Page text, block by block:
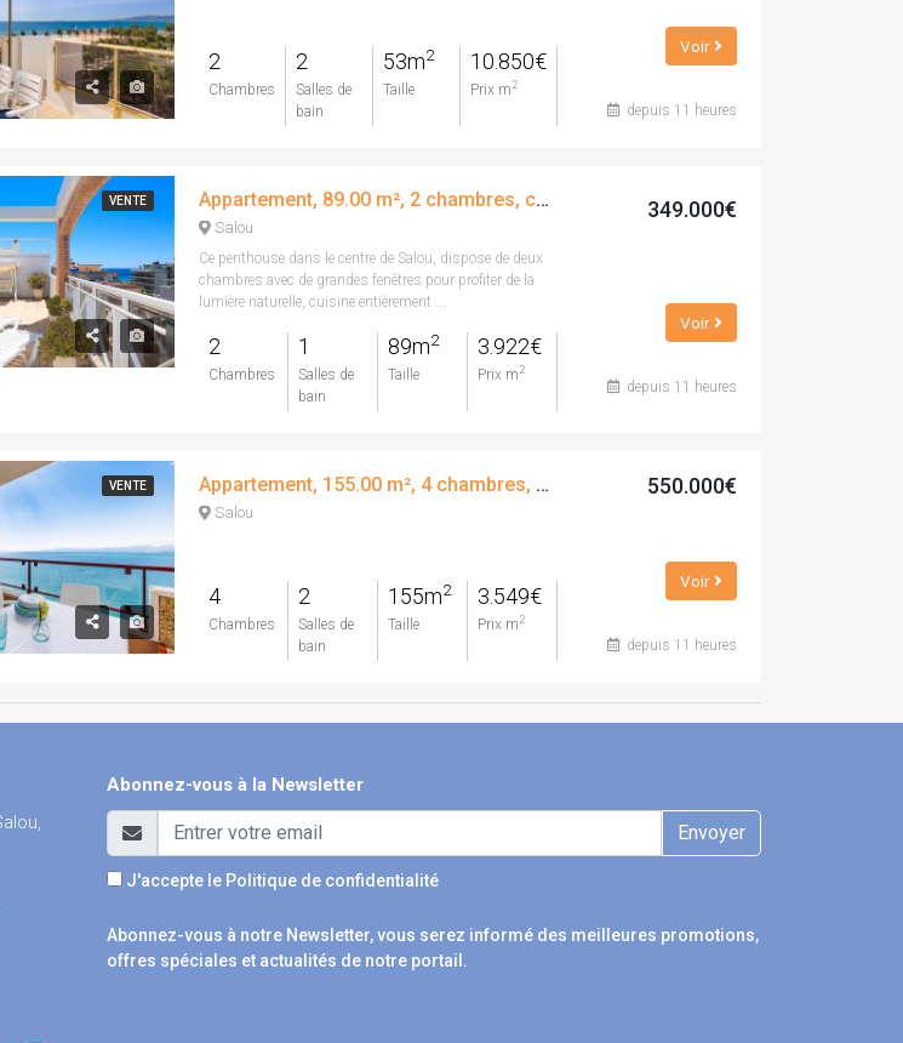
2
Chambres
2
Salles de
bain
53m2
Taille
10.850€
Prix m 2
Voir
depuis 11 heures
VENTE Appartement, 89.00 m², 2 chambres, calle major
Salou
Ce penthouse dans le centre de Salou, dispose de deux
chambres avec de grandes fenêtres pour profiter de la
lumière naturelle, cuisine entièrement ...
2
Chambres
1
Salles de
bain
89m2
Taille
3.922€
Prix m 2
349.000€
Voir
depuis 11 heures
VENTE Appartement, 155.00 m², 4 chambres, calle de la cala de la font, 22
Salou
4
Chambres
2
Salles de
bain
155m2
Taille
3.549€
Prix m 2
550.000€
Voir
depuis 11 heures
Abonnez-vous à la Newsletter
Envoyer
J'accepte le Politique de confidentialité
Abonnez-vous à notre Newsletter, vous serez informé des meilleures promotions,
offres spéciales et actualités de notre portail.